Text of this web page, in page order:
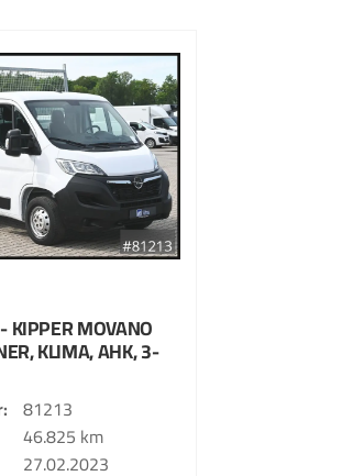
KIPPERMOVANO
KLIMA, AHK, 3-
81213
46.825 km
27.02.2023